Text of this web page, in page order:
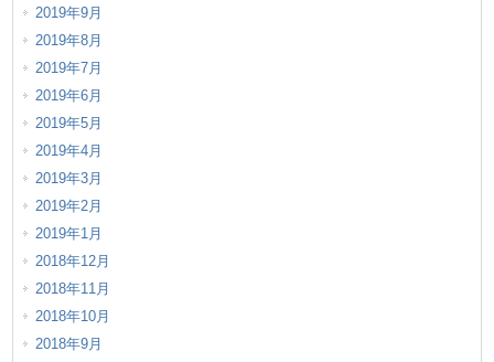
2019年9月
2019年8月
2019年7月
2019年6月
2019年5月
2019年4月
2019年3月
2019年2月
2019年1月
2018年12月
2018年11月
2018年10月
2018年9月